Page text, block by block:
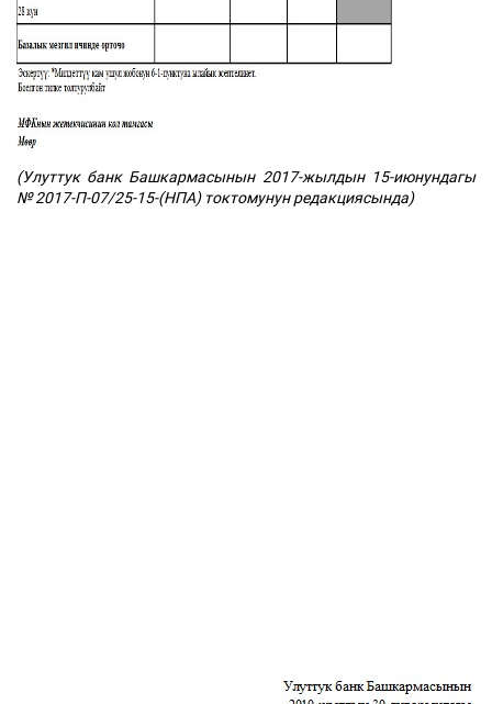
(Улуттук банк Башкармасынын 2017-жылдын 15-июнундагы
№ 2017-П-07/25-15-(НПА) токтомунун редакциясында)